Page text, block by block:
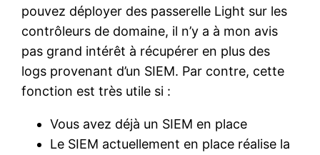
pouvez déployer des passerelle Light sur les
contrôleurs de domaine, il n’y a à mon avis
pas grand intérêt à récupérer en plus des
logs provenant d’un SIEM. Par contre, cette
fonction est très utile si :
Vous avez déjà un SIEM en place
Le SIEM actuellement en place réalise la